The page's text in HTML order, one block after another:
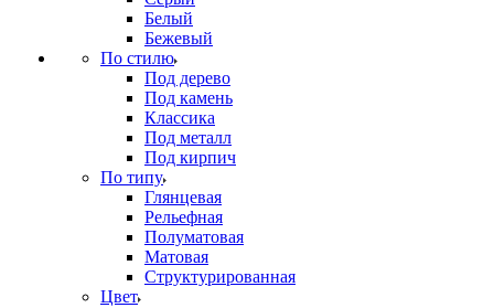
Белый
Бежевый
По стилю
Под дерево
Под камень
Классика
Под металл
Под кирпич
По типу
Глянцевая
Рельефная
Полуматовая
Матовая
Структурированная
Цвет